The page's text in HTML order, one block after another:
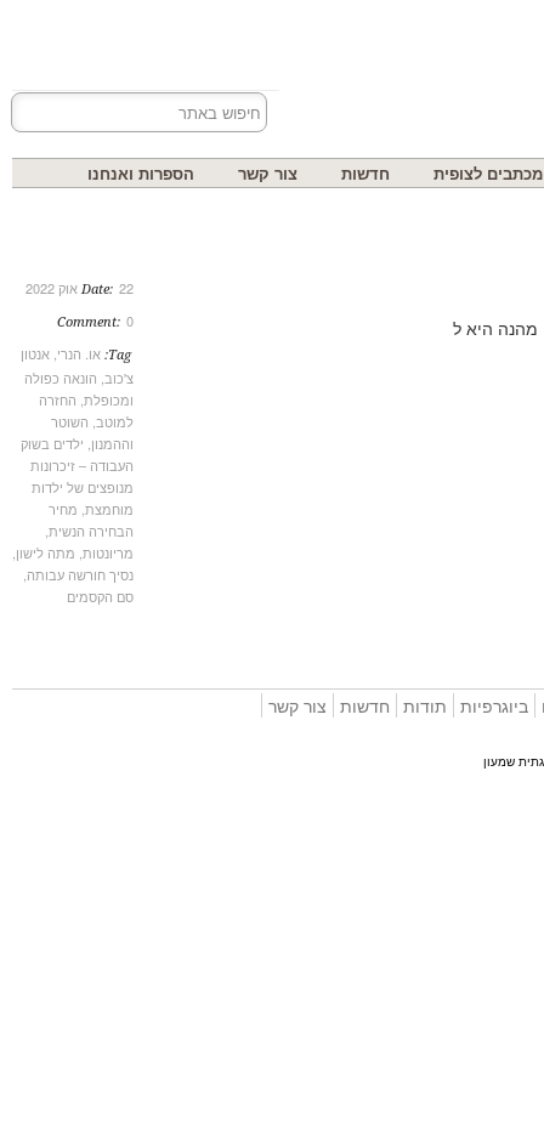
לצופית חדשות צור קשר הספרות ואנחנו
Date:
Comment:
או. הנרי ,אנטון
צ'כוב,הונאה כפולה
ומכופלת,החזרה
למוטב,השוטר
וההמנון,ילדים בשוק
העבודה – זיכרונות
מנופצים של ילדות
מוחמצת,מחיר
הבחירה הנשית,
מריונטות,מתה לישון,
נסיך חורשה עבותה,
סם הקסמים
היא ל
תודות חדשות צור קשר
שמעון